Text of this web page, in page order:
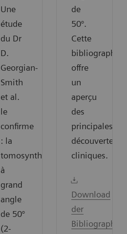
Une
étude
du Dr
D.
Georgian-
Smith
et al.
le
confirme
: la
tomosynthèse
à
grand
angle
de 50°
(2-
de
50°.
Cette
bibliographie
offre
un
aperçu
des
principales
découvertes
cliniques.
Download
der
Bibliographie